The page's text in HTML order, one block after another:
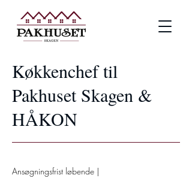
Køkkenchef til
Pakhuset Skagen &
HÅKON
Ansøgningsfrist løbende |